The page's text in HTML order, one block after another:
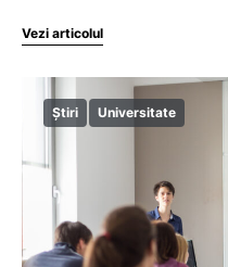
Vezi articolul
Știri Universitate